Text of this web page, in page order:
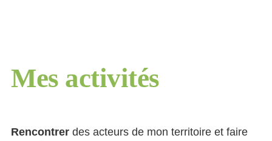
Mes activités
Rencontrer des acteurs de mon territoire et faire